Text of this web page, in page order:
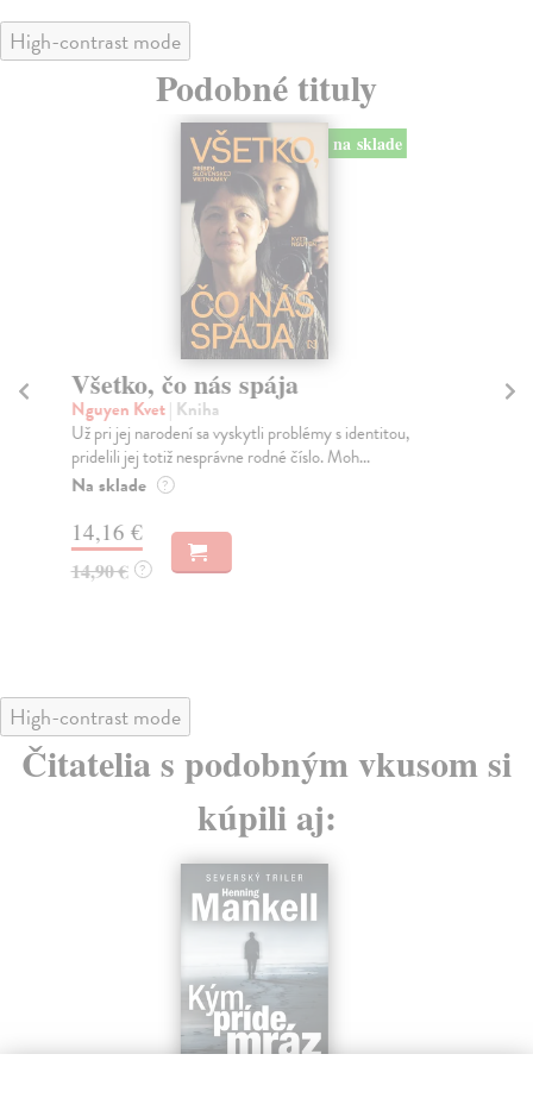
High-contrast mode
Podobné tituly
na sklade
Všetko, čo nás spája
Nguyen Kvet| Kniha
Už pri jej narodení sa vyskytli problémy s identitou,
pridelili jej totiž nesprávne rodné číslo. Moh...
Na sklade ?
14,16 €
14,90 € ?
High-contrast mode
Čitatelia s podobným vkusom si
kúpili aj: